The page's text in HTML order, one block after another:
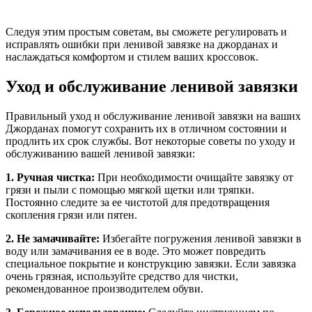
Следуя этим простым советам, вы сможете регулировать и
исправлять ошибки при ленивой завязке на джорданах и
наслаждаться комфортом и стилем ваших кроссовок.
Уход и обслуживание ленивой завязки
Правильный уход и обслуживание ленивой завязки на ваших
Джорданах помогут сохранить их в отличном состоянии и
продлить их срок службы. Вот некоторые советы по уходу и
обслуживанию вашей ленивой завязки:
1. Ручная чистка: При необходимости очищайте завязку от
грязи и пыли с помощью мягкой щетки или тряпки.
Постоянно следите за ее чистотой для предотвращения
скопления грязи или пятен.
2. Не замачивайте: Избегайте погружения ленивой завязки в
воду или замачивания ее в воде. Это может повредить
специальное покрытие и конструкцию завязки. Если завязка
очень грязная, используйте средство для чистки,
рекомендованное производителем обуви.